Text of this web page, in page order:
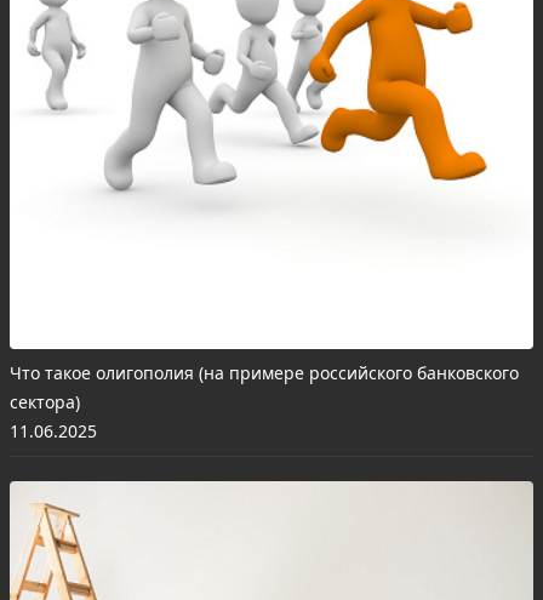
Что такое олигополия (на примере российского банковского
сектора)
11.06.2025